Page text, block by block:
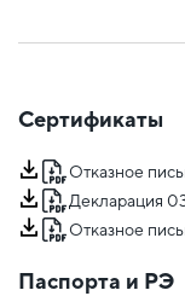
Сертификаты
Отказное
Декларация
Отказное
Паспорта и РЭ